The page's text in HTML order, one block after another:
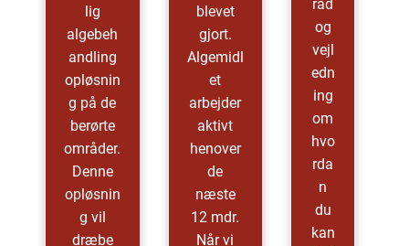
lig
algebeh
andling
opløsnin
g på de
berørte
områder.
Denne
opløsnin
g vil
dræbe
blevet
gjort.
Algemidl
et
arbejder
aktivt
henover
de
næste
12 mdr.
Når vi
råd
og
vejl
edn
ing
om
hvo
rda
n
du
kan